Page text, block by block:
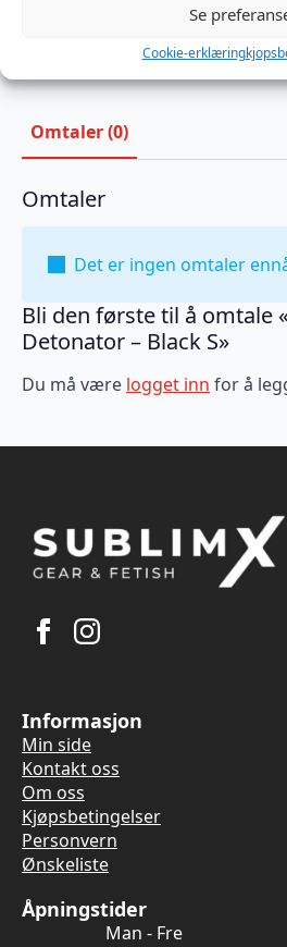
Se
Cookie-erklæring
PVC,Sexleketøy
Omtaler (0)
Omtaler
Det er ingen omtaler
Bli den første til å omtale
Detonator – Black S»
Du må være logget inn for å
Informasjon
Min side
Kontakt oss
Om oss
Kjøpsbetingelser
Personvern
Ønskeliste
Åpningstider
Man - Fre